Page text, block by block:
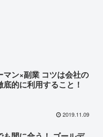
マン×副業 コツは会社の
底的に利用すること！
2019.11.09